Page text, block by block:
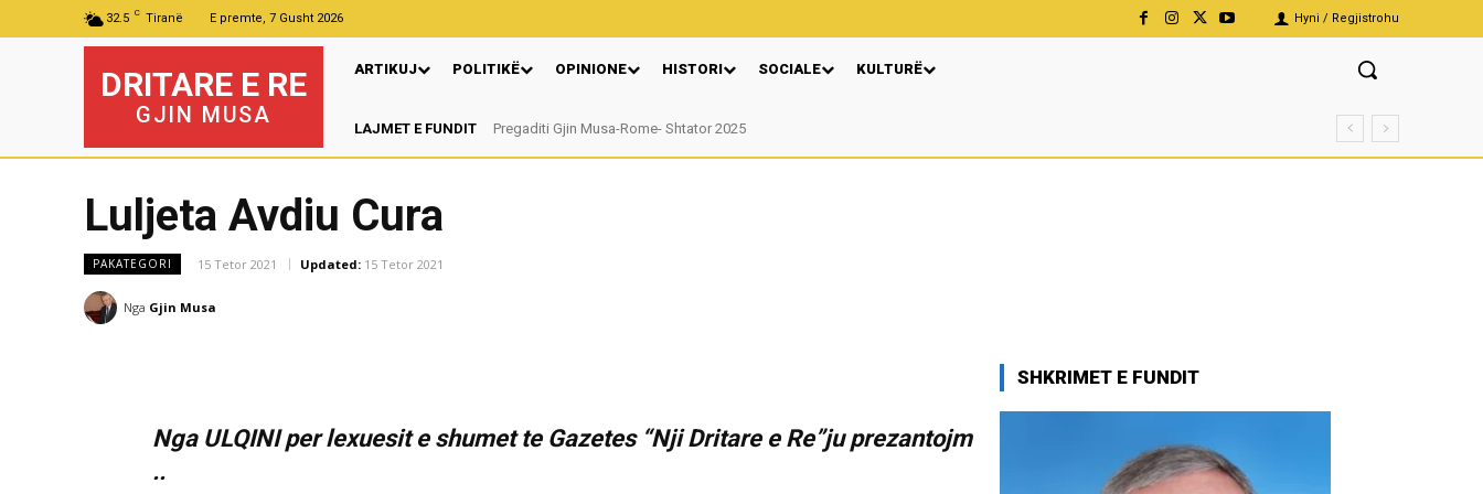
32.5 C Tiranë E premte, 7 Gusht 2026 Hyni / Regjistrohu
DRITARE E RE
GJIN MUSA
ARTIKUJ POLITIKË OPINIONE HISTORI SOCIALE KULTURË
LAJMET E FUNDIT Nga: Ndue Dedaj
Luljeta Avdiu Cura
PAKATEGORI 15 Tetor 2021 Updated: 15 Tetor 2021
Nga Gjin Musa
Nga ULQINI per lexuesit e shumet te Gazetes “Nji Dritare e Re”ju prezantojm
..
SHKRIMET E FUNDIT